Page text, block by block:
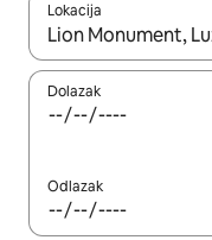
Lokacija
Kad rezultati budu
Dolazak
Odlazak